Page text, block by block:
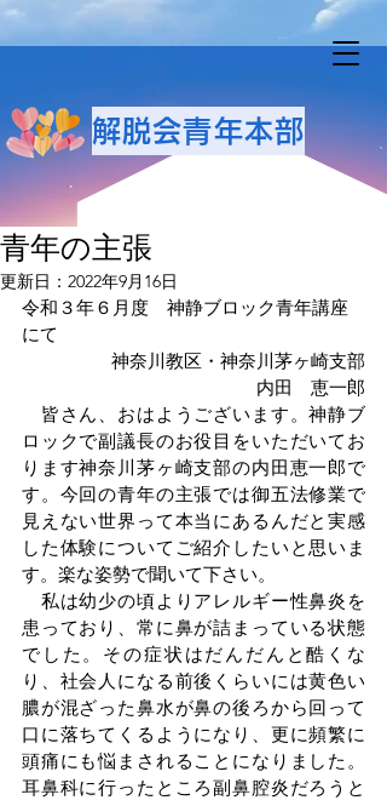
解脱会青年本部
青年の主張
更新日： 2022年9月16日
令和３年６月度　神静ブロック青年講座
にて
神奈川教区・神奈川茅ヶ崎支部
内田　恵一郎
皆さん、おはようございます。神静ブ
ロックで副議長のお役目をいただいてお
ります神奈川茅ヶ崎支部の内田恵一郎で
す。今回の青年の主張では御五法修業で
見えない世界って本当にあるんだと実感
した体験についてご紹介したいと思いま
す。楽な姿勢で聞いて下さい。
私は幼少の頃よりアレルギー性鼻炎を
患っており、常に鼻が詰まっている状態
でした。その症状はだんだんと酷くな
り、社会人になる前後くらいには黄色い
膿が混ざった鼻水が鼻の後ろから回って
口に落ちてくるようになり、更に頻繁に
頭痛にも悩まされることになりました。
耳鼻科に行ったところ副鼻腔炎だろうと